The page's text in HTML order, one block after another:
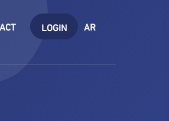
LOGIN AR